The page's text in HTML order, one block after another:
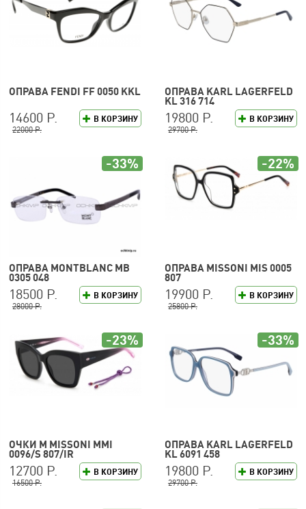
ОПРАВА FENDI FF 0050 KKL
В КОРЗИНУ
14600 Р.
22000 Р.
ОПРАВА KARL LAGERFELD
KL 316 714
В КОРЗИНУ
19800 Р.
29700 Р.
ОПРАВА MONTBLANC MB
0305 048
В КОРЗИНУ
18500 Р.
28000 Р.
-33%
ОПРАВА MISSONI MIS 0005
807
В КОРЗИНУ
19900 Р.
25800 Р.
-22%
ОЧКИ M MISSONI MMI
0096/S 807/IR
В КОРЗИНУ
12700 Р.
16500 Р.
-23%
ОПРАВА KARL LAGERFELD
KL 6091 458
В КОРЗИНУ
19800 Р.
29700 Р.
-33%